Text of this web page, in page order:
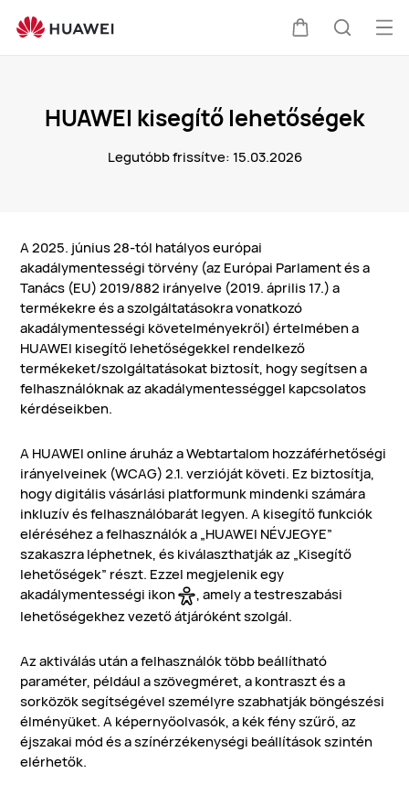
kisegítő
HUAWEI kisegítő lehetőségek
Legutóbb frissítve: 15.03.2026
A 2025. június 28-tól hatályos európai
akadálymentességi törvény (az Európai Parlament és a
Tanács (EU) 2019/882 irányelve (2019. április 17.) a
termékekre és a szolgáltatásokra vonatkozó
akadálymentességi követelményekről) értelmében a
HUAWEI kisegítő lehetőségekkel rendelkező
termékeket/szolgáltatásokat biztosít, hogy segítsen a
felhasználóknak az akadálymentességgel kapcsolatos
kérdéseikben.
A HUAWEI online áruház a Webtartalom hozzáférhetőségi
irányelveinek (WCAG) 2.1. verzióját követi. Ez biztosítja,
hogy digitális vásárlási platformunk mindenki számára
inkluzív és felhasználóbarát legyen. A kisegítő funkciók
eléréséhez a felhasználók a „HUAWEI NÉVJEGYE”
szakaszra léphetnek, és kiválaszthatják az „Kisegítő
lehetőségek” részt. Ezzel megjelenik egy
akadálymentességi ikon
, amely a testreszabási
lehetőségekhez vezető átjáróként szolgál.
Az aktiválás után a felhasználók több beállítható
paraméter, például a szövegméret, a kontraszt és a
sorközök segítségével személyre szabhatják böngészési
élményüket. A képernyőolvasók, a kék fény szűrő, az
éjszakai mód és a színérzékenységi beállítások szintén
elérhetők.